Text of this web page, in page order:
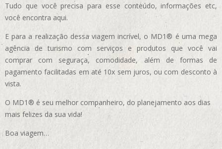
Tudo que você precisa para esse conteúdo, informações etc,
você encontra aqui.
E para a realização dessa viagem incrível, o MD1® é uma mega
agência de turismo com serviços e produtos que você vai
comprar com seguraça, comodidade, além de formas de
pagamento facilitadas em até 10x sem juros, ou com desconto à
vista.
O MD1® é seu melhor companheiro, do planejamento aos dias
mais felizes da sua vida!
Boa viagem…